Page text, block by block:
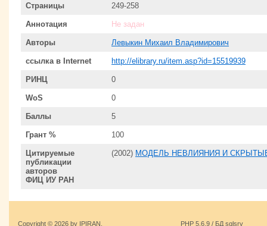
Страницы 249-258
Аннотация Не задан
Авторы Левыкин Михаил Владимирович
ссылка в Internet http://elibrary.ru/item.asp?id=15519939
РИНЦ 0
WoS 0
Баллы 5
Грант % 100
Цитируемые
публикации
авторов
ФИЦ ИУ РАН
(2002) МОДЕЛЬ НЕВЛИЯНИЯ И
Copyright © 2026 by IPIRAN.
PHP 5.6.9 / БД sqlsrv